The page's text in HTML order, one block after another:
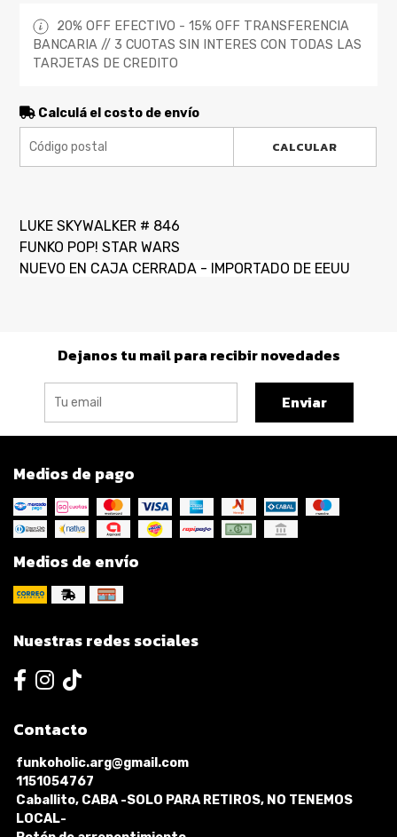
20% OFF EFECTIVO - 15% OFF TRANSFERENCIA
BANCARIA // 3 CUOTAS SIN INTERES CON TODAS LAS
TARJETAS DE CREDITO
Calculá el costo de envío
CALCULAR
LUKE SKYWALKER # 846
FUNKO POP! STAR WARS
NUEVO EN CAJA CERRADA - IMPORTADO DE EEUU
Dejanos tu mail para recibir novedades
Enviar
Medios de pago
Medios de envío
Nuestras redes sociales
Contacto
funkoholic.arg@gmail.com
1151054767
Caballito, CABA -SOLO PARA RETIROS, NO TENEMOS
LOCAL-